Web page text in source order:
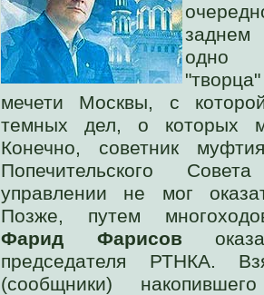
одно
мечети Москвы, с
темных дел, о которых
Конечно, советник
Попечительского
управлении не мог
Позже, путем
Фарид Фарисов
председателя РТНКА.
(сообщники)